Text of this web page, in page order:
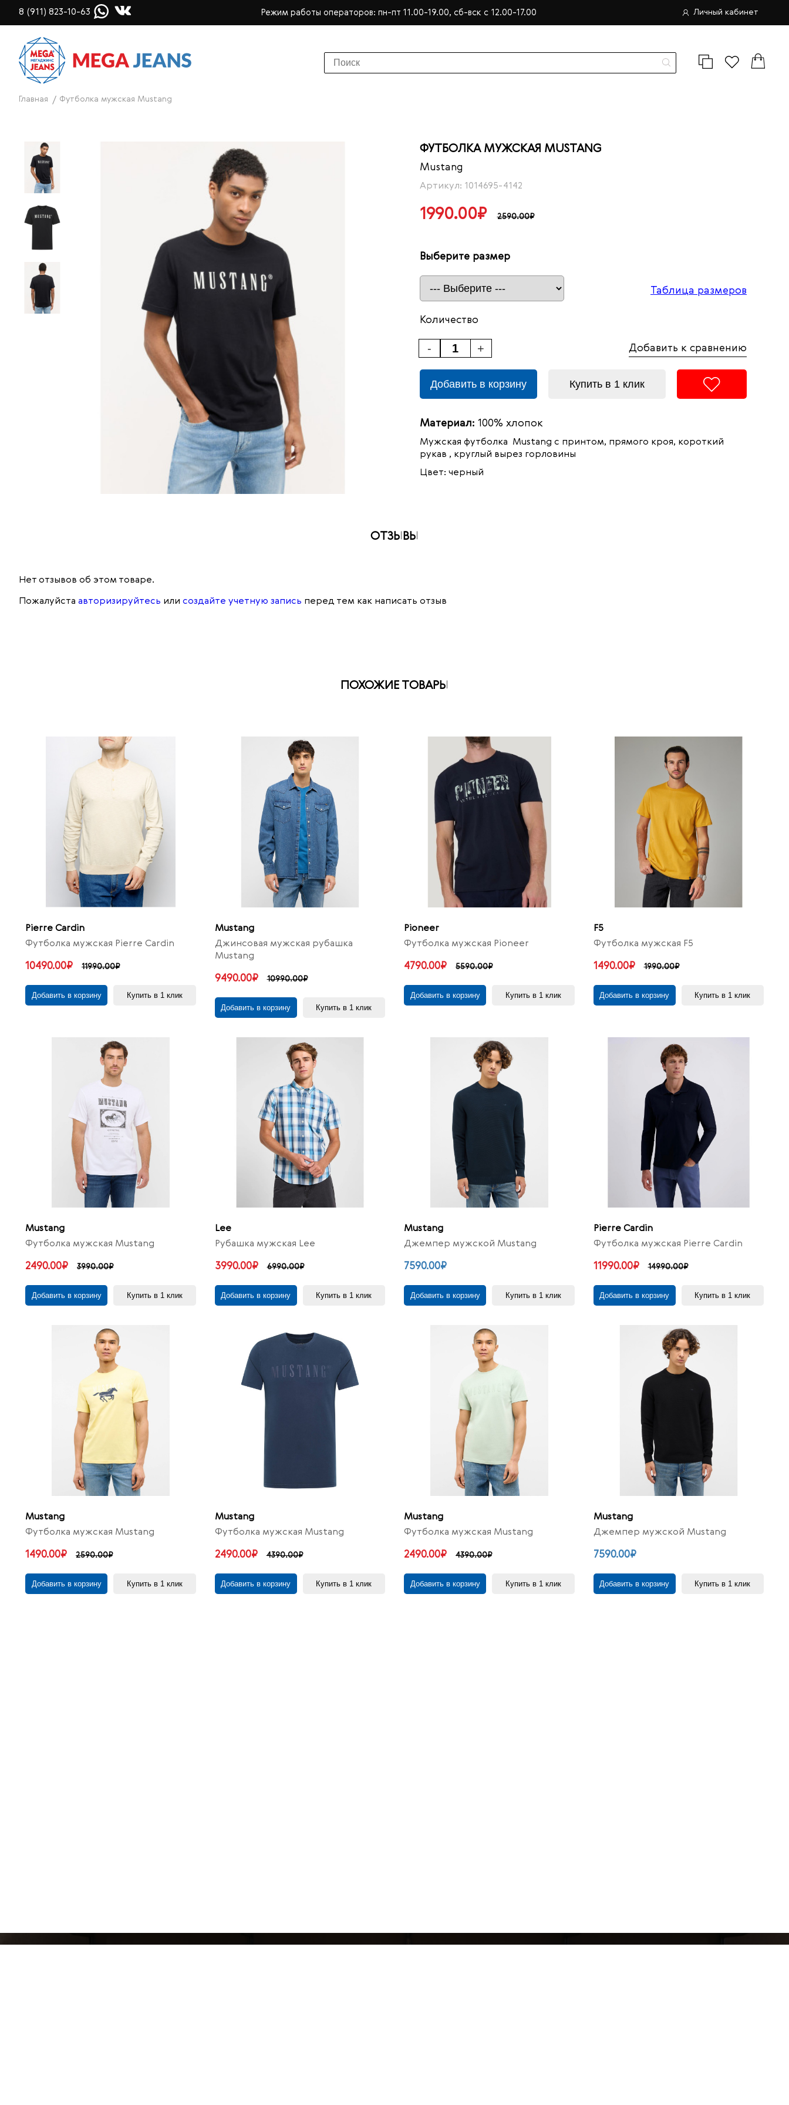
8 (911) 823-10-63 Режим работы операторов: пн-пт 11.00-19.00, сб-вск с 12.00-17.00 Личный кабинет
Главная Футболка мужская Mustang
ФУТБОЛКА МУЖСКАЯ MUSTANG
Mustang
Артикул: 1014695-4142
1990.00₽ 2590.00₽
Выберите размер
Таблица размеров
Количество
+
- Добавить к сравнению
Добавить в корзину Купить в 1 клик
Материал: 100% хлопок
Мужская футболка Mustang с принтом, прямого кроя, короткий
рукав , круглый вырез горловины
Цвет: черный
ОТЗЫВЫ
Нет отзывов об этом товаре.
Пожалуйста авторизируйтесь или создайте учетную запись перед тем как написать отзыв
ПОХОЖИЕ ТОВАРЫ
Pierre Cardin
Футболка мужская Pierre Cardin
10490.00₽ 11990.00₽
Добавить в корзину Купить в 1 клик
Mustang
Джинсовая мужская рубашка
Mustang
9490.00₽ 10990.00₽
Добавить в корзину Купить в 1 клик
Pioneer
Футболка мужская Pioneer
4790.00₽ 5590.00₽
Добавить в корзину Купить в 1 клик
F5
Футболка мужская F5
1490.00₽ 1990.00₽
Добавить в корзину Купить в 1 клик
Mustang
Футболка мужская Mustang
2490.00₽ 3990.00₽
Добавить в корзину Купить в 1 клик
Lee
Рубашка мужская Lee
3990.00₽ 6990.00₽
Добавить в корзину Купить в 1 клик
Mustang
Джемпер мужской Mustang
7590.00₽
Добавить в корзину Купить в 1 клик
Pierre Cardin
Футболка мужская Pierre Cardin
11990.00₽ 14990.00₽
Добавить в корзину Купить в 1 клик
Mustang
Футболка мужская Mustang
1490.00₽ 2590.00₽
Добавить в корзину Купить в 1 клик
Mustang
Футболка мужская Mustang
2490.00₽ 4390.00₽
Добавить в корзину Купить в 1 клик
Mustang
Футболка мужская Mustang
2490.00₽ 4390.00₽
Добавить в корзину Купить в 1 клик
Mustang
Джемпер мужской Mustang
7590.00₽
Добавить в корзину Купить в 1 клик